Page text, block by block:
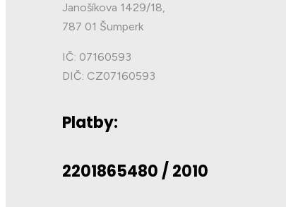
Janošíkova 1429/18,
787 01 Šumperk
IČ: 07160593
DIČ: CZ07160593
Platby:
2201865480 / 2010